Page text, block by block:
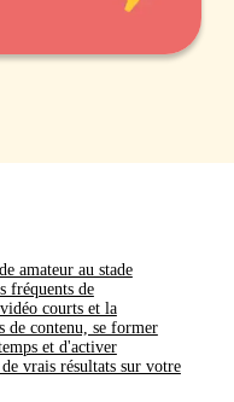
amateur au stade
fréquents de
courts et la
de contenu, se former
et d'activer
vrais résultats sur votre